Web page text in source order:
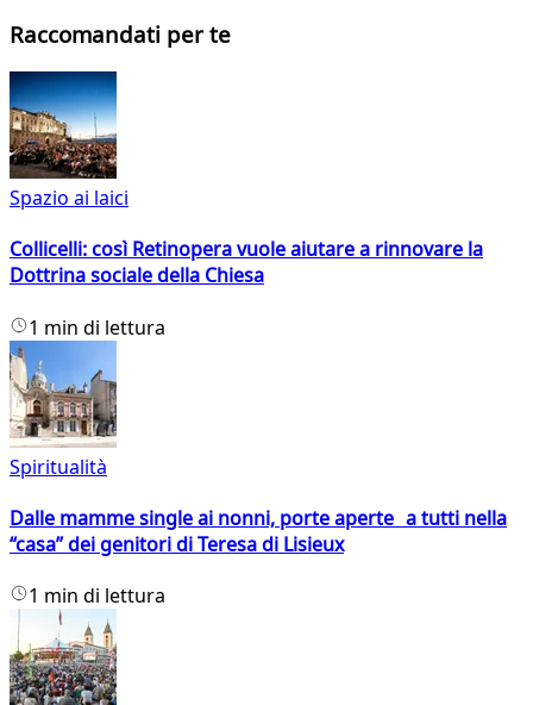
Raccomandati per te
Spazio ai laici
Collicelli: così Retinopera vuole aiutare a rinnovare la
Dottrina sociale della Chiesa
1 min di lettura
Spiritualità
Dalle mamme single ai nonni, porte aperte a tutti nella
“casa” dei genitori di Teresa di Lisieux
1 min di lettura